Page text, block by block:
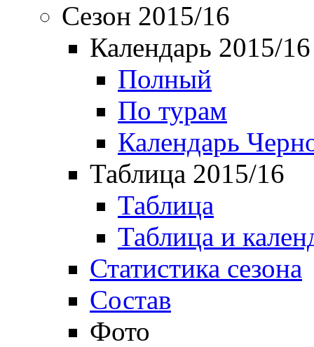
Сезон 2015/16
Календарь 2015/16
Полный
По турам
Календарь
Таблица 2015/16
Таблица
Таблица и
Статистика сезона
Состав
Фото